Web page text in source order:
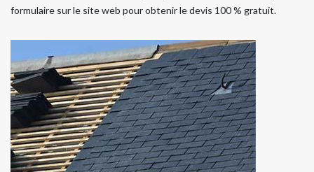
formulaire sur le site web pour obtenir le devis 100 % gratuit.